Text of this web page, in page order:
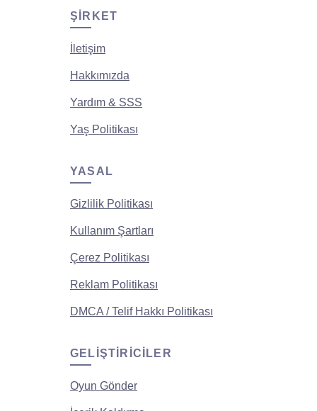
ŞIRKET
İletişim
Hakkımızda
Yardım & SSS
Yaş Politikası
YASAL
Gizlilik Politikası
Kullanım Şartları
Çerez Politikası
Reklam Politikası
DMCA / Telif Hakkı Politikası
GELIŞTIRICILER
Oyun Gönder